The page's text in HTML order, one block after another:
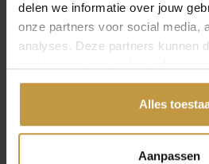
delen we informatie over jouw
onze partners voor social media,
analyses. Deze partners kunnen
gedeeld of die ze hebben
Alles
Aanpassen
MEER VAN CITIZEN
DRIVE
€329,00
CITIZEN BN0167-09W
HORLOGE LIMITED
EDITION PROMASTER